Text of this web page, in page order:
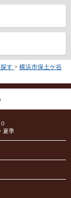
す > 横浜市保土ケ谷
夏季